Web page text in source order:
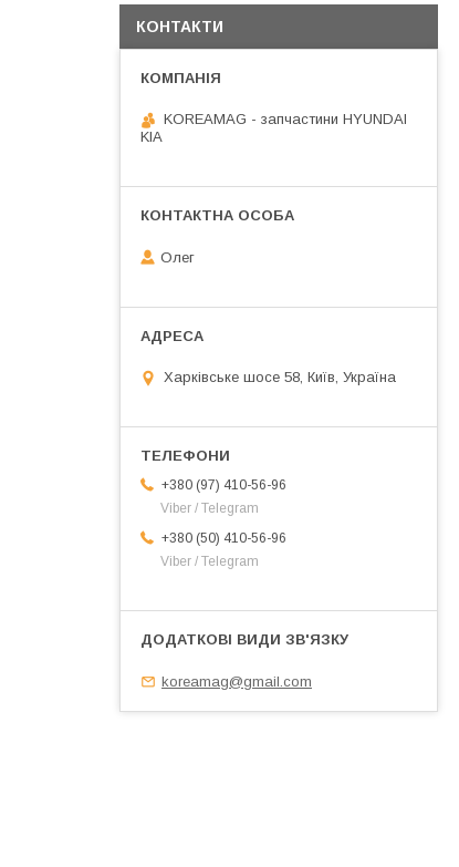
КОНТАКТИ
KOREAMAG - запчастини HYUNDAI
KIA
Олег
Харківське шосе 58, Київ, Україна
+380 (97) 410-56-96
Viber / Telegram
+380 (50) 410-56-96
Viber / Telegram
koreamag@gmail.com